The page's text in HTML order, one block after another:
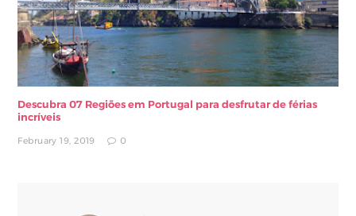
Descubra 07 Regiões em Portugal para desfrutar de férias
incríveis
February 19, 2019 0